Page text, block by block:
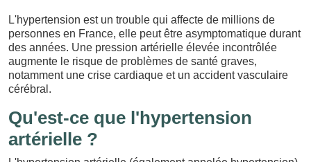
L'hypertension est un trouble qui affecte de millions de
personnes en France, elle peut être asymptomatique durant
des années. Une pression artérielle élevée incontrôlée
augmente le risque de problèmes de santé graves,
notamment une crise cardiaque et un accident vasculaire
cérébral.
Qu'est-ce que l'hypertension
artérielle ?